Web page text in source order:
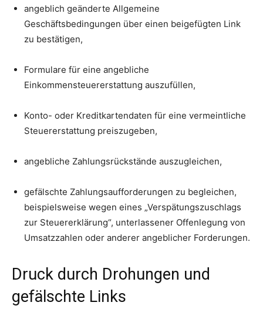
angeblich geänderte Allgemeine
Geschäftsbedingungen über einen beigefügten Link
zu bestätigen,
Formulare für eine angebliche
Einkommensteuererstattung auszufüllen,
Konto- oder Kreditkartendaten für eine vermeintliche
Steuererstattung preiszugeben,
angebliche Zahlungsrückstände auszugleichen,
gefälschte Zahlungsaufforderungen zu begleichen,
beispielsweise wegen eines „Verspätungszuschlags
zur Steuererklärung“, unterlassener Offenlegung von
Umsatzzahlen oder anderer angeblicher Forderungen.
Druck durch Drohungen und
gefälschte Links